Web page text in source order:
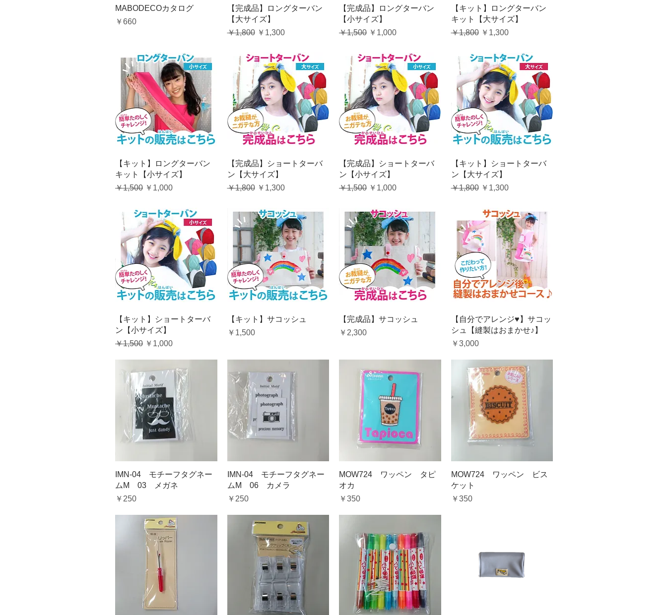
クイックビュー
MABODECOカタログ
価格
￥660
クイックビュー
【完成品】ロングターバン
【大サイズ】
通常価格
￥1,800 セール価格
￥1,300
クイックビュー
【完成品】ロングターバン
【小サイズ】
通常価格
￥1,500 セール価格
￥1,000
クイックビュー
【キット】ロングターバン
キット【大サイズ】
通常価格
￥1,800 セール価格
￥1,300
クイックビュー
【キット】ロングターバン
キット【小サイズ】
通常価格
￥1,500 セール価格
￥1,000
クイックビュー
【完成品】ショートターバ
ン【大サイズ】
通常価格
￥1,800 セール価格
￥1,300
クイックビュー
【完成品】ショートターバ
ン【小サイズ】
通常価格
￥1,500 セール価格
￥1,000
クイックビュー
【キット】ショートターバ
ン【大サイズ】
通常価格
￥1,800 セール価格
￥1,300
クイックビュー
【キット】ショートターバ
ン【小サイズ】
通常価格
￥1,500 セール価格
￥1,000
クイックビュー
【キット】サコッシュ
価格
￥1,500
クイックビュー
【完成品】サコッシュ
価格
￥2,300
クイックビュー
【自分でアレンジ♥】サコッ
シュ【縫製はおまかせ♪】
価格
￥3,000
クイックビュー
IMN-04 モチーフタグネー
ムM 03 メガネ
価格
￥250
クイックビュー
IMN-04 モチーフタグネー
ムM 06 カメラ
価格
￥250
クイックビュー
MOW724 ワッペン タピ
オカ
価格
￥350
クイックビュー
MOW724 ワッペン ビス
ケット
価格
￥350